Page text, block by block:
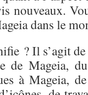
nouveaux.
dans le
? Il s’agit
de Mageia,
à Mageia,